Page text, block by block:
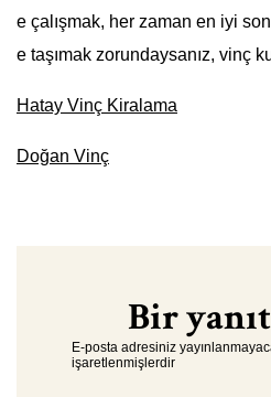
e çalışmak, her zaman en iyi
e taşımak zorundaysanız, vinç
Hatay Vinç Kiralama
Doğan Vinç
Bir
E-posta adresiniz
işaretlenmişlerdir